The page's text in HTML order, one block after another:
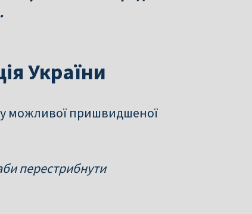
України
можливої пришвидшеної
перестрибнути